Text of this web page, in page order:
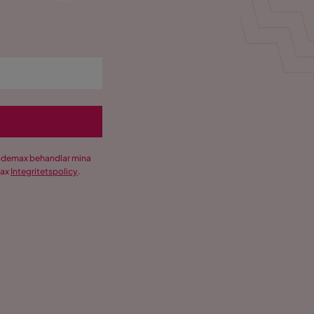
behandlar mina
Integritetspolicy.